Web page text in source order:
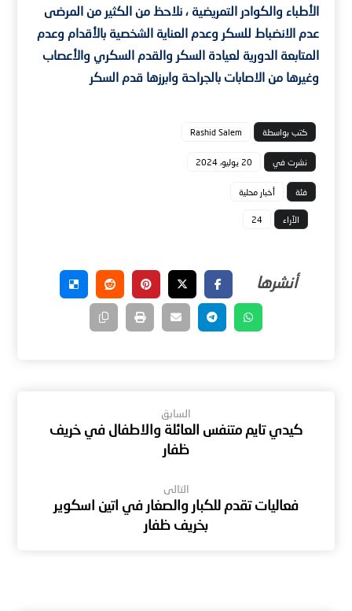
الأطباء والكوادر التمريضية ، نلاحظ من الكثير من المرضى
عدم الانضباط للسكر وعدم العناية الشخصية بالأقدام وعدم
المتابعة الدورية لعيادة السكر والقدم السكري والأعصاب
وغيرها من الاصابات بالجراحة وابرزها قدم السكر
كتب بواسطة Rashid Salem
نشرت في 20 يوليو، 2024
فئة أخبار محلية
الآراء 24
السابق
كيدي تايم متنفس العائلة والاطفال في خريف
ظفار
التالى
فعاليات تقدم للكبار والصغار في اتين اسكوير
بخريف ظفار